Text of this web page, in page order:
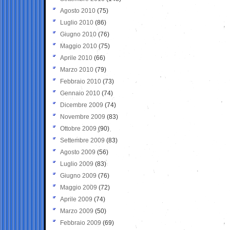
Agosto 2010 (75)
Luglio 2010 (86)
Giugno 2010 (76)
Maggio 2010 (75)
Aprile 2010 (66)
Marzo 2010 (79)
Febbraio 2010 (73)
Gennaio 2010 (74)
Dicembre 2009 (74)
Novembre 2009 (83)
Ottobre 2009 (90)
Settembre 2009 (83)
Agosto 2009 (56)
Luglio 2009 (83)
Giugno 2009 (76)
Maggio 2009 (72)
Aprile 2009 (74)
Marzo 2009 (50)
Febbraio 2009 (69)